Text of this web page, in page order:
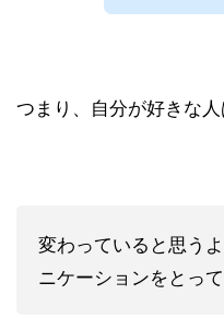
つまり、自分が好きな人
変わっていると思う
ニケーションをとっ